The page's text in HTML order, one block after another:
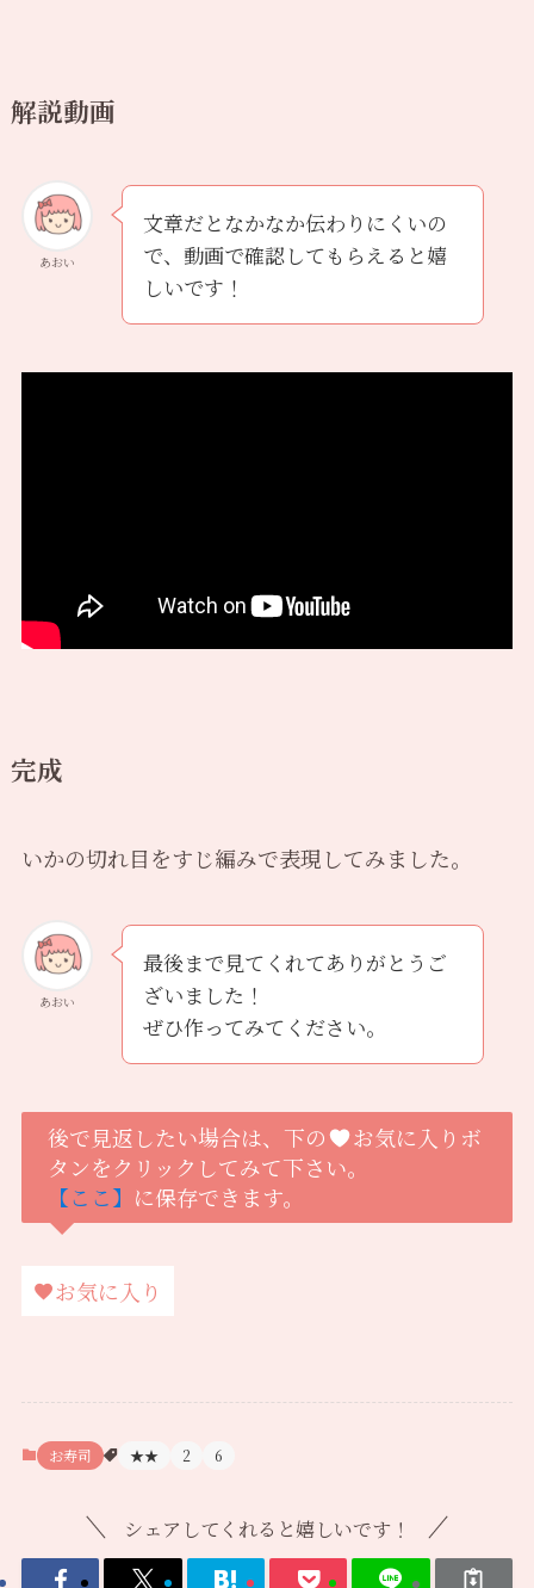
解説動画
あおい
文章だとなかなか伝わりにくいの
で、動画で確認してもらえると嬉
しいです！
完成
いかの切れ目をすじ編みで表現してみました。
あおい
最後まで見てくれてありがとうご
ざいました！
ぜひ作ってみてください。
後で見返したい場合は、下の
お気に入りボ
タンをクリックしてみて下さい。
【ここ】 に保存できます。
お気に入り
お寿司 ★★ 2 6
シェアしてくれると嬉しいです！